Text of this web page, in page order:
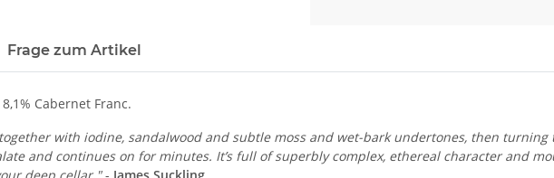
Frage zum Artikel
Cabernet Franc.
with iodine, sandalwood and subtle moss and wet-bark undertones, then
and continues on for minutes. It’s full of superbly complex, ethereal character and